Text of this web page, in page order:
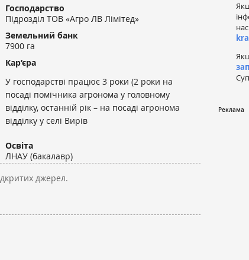
Господарство
Підрозділ ТОВ «Агро ЛВ Лімітед»
Земельний банк
7900 га
Кар’єра
У господарстві працює 3 роки (2 роки на
посаді помічника агронома у головному
відділку, останній рік – на посаді агронома
відділку у селі Вирів
Освіта
ЛНАУ (бакалавр)
джерел.